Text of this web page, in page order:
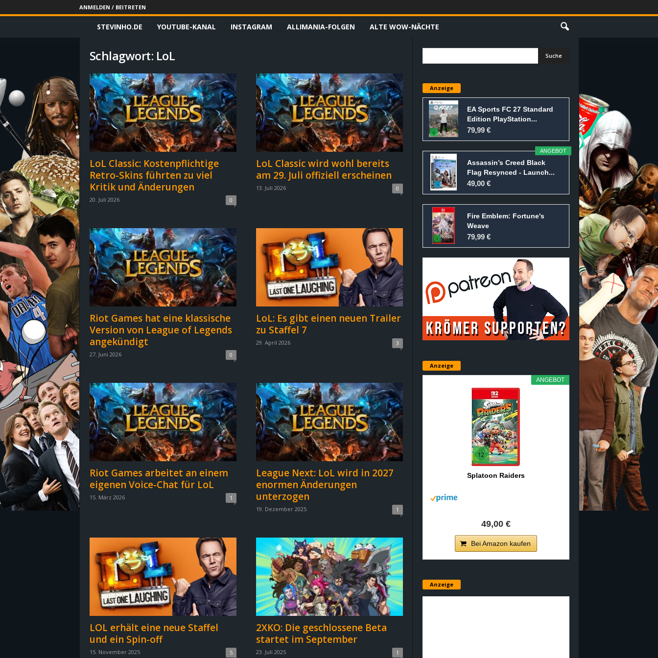
ANMELDEN / BEITRETEN
v
i
n
o
.
e
–
E
i
n
s
g
e
e
e
r
STEVINHO.DE YOUTUBE-KANAL INSTAGRAM ALLIMANIA-FOLGEN ALTE WOW-NÄCHTE
Schlagwort: LoL
LoL Classic: Kostenpflichtige
Retro-Skins führten zu viel
Kritik und Änderungen
20. Juli 2026 0
LoL Classic wird wohl bereits
am 29. Juli offiziell erscheinen
13. Juli 2026 0
Riot Games hat eine klassische
Version von League of Legends
angekündigt
27. Juni 2026 0
LoL: Es gibt einen neuen Trailer
zu Staffel 7
29. April 2026 3
Riot Games arbeitet an einem
eigenen Voice-Chat für LoL
15. März 2026 1
League Next: LoL wird in 2027
enormen Änderungen
unterzogen
19. Dezember 2025 1
LOL erhält eine neue Staffel
und ein Spin-off
15. November 2025 5
2XKO: Die geschlossene Beta
startet im September
23. Juli 2025 1
Anzeige
EA Sports FC 27 Standard
Edition PlayStation...
79,99 €
ANGEBOT
Assassin’s Creed Black
Flag Resynced - Launch...
49,00 €
Fire Emblem: Fortune's
Weave
79,99 €
Anzeige
ANGEBOT
Splatoon Raiders
49,00 €
Bei Amazon kaufen
Anzeige